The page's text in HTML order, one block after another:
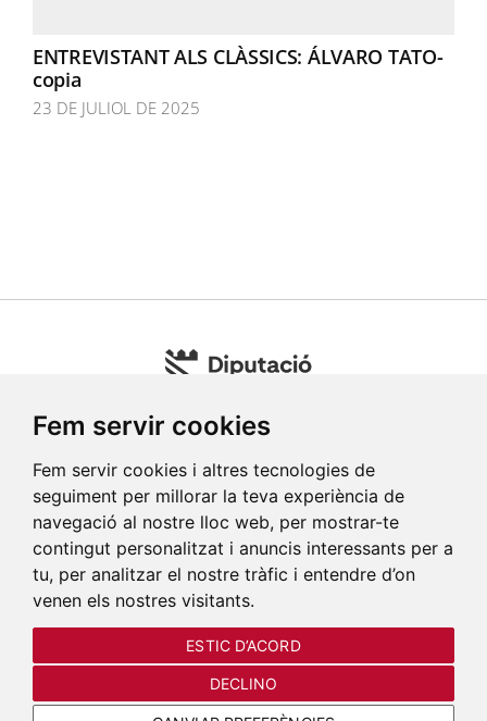
Fem servir cookies
Fem servir cookies i altres tecnologies de
seguiment per millorar la teva experiència de
navegació al nostre lloc web, per mostrar-te
contingut personalitzat i anuncis interessants per a
tu, per analitzar el nostre tràfic i entendre d’on
venen els nostres visitants.
ESTIC D’ACORD
DECLINO
ENTREVISTANT ALS CLÀSSICS: ÁLVARO TATO-
copia
23 DE JULIOL DE 2025
COMPRAR ENTRADAS